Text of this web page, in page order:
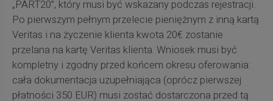
„PART20”, który musi być wskazany podczas rejestracji.
Po pierwszym pełnym przelecie pieniężnym z inną kartą
Veritas i na życzenie klienta kwota 20€ zostanie
przelana na kartę Veritas klienta. Wniosek musi być
kompletny i zgodny przed końcem okresu oferowania:
cała dokumentacja uzupełniająca (oprócz pierwszej
płatności 350 EUR) musi zostać dostarczona przed tą